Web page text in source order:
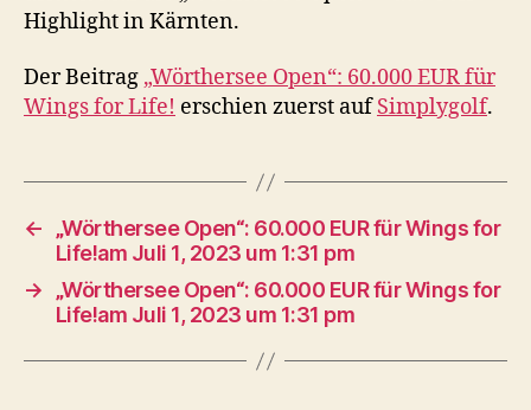
Highlight in Kärnten.
Der Beitrag „Wörthersee Open“: 60.000 EUR für
Wings for Life! erschien zuerst aufSimplygolf.
←
„Wörthersee Open“: 60.000 EUR für Wings for
Life!am Juli 1, 2023 um 1:31 pm
→
„Wörthersee Open“: 60.000 EUR für Wings for
Life!am Juli 1, 2023 um 1:31 pm